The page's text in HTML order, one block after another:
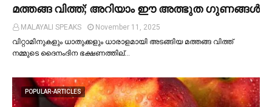
മത്തങ്ങ വിത്ത്; അറിയാം ഈ അത്ഭുത ഗുണങ്ങള്‍
MALAYALI SPEAKS
November 11, 2025
വിറ്റാമിനുകളും ധാതുക്കളും ധാരാളമായി അടങ്ങിയ മത്തങ്ങ വിത്ത്
നമ്മുടെ ദൈനംദിന ഭക്ഷണത്തില്…
POPULAR-ARTICLES